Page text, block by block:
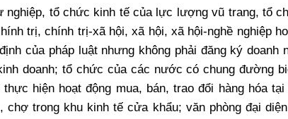
tổ chức kinh tế của lực lượng vũ trang, tổ
trị, chính trị-xã hội, xã hội, xã hội-nghề nghiệp
của pháp luật nhưng không phải đăng ký doanh
doanh; tổ chức của các nước có chung đường
thực hiện hoạt động mua, bán, trao đổi hàng hóa
chợ trong khu kinh tế cửa khẩu; văn phòng đại